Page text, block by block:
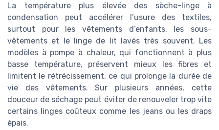
La température plus élevée des sèche-linge à
condensation peut accélérer l’usure des textiles,
surtout pour les vêtements d’enfants, les sous-
vêtements et le linge de lit lavés très souvent. Les
modèles à pompe à chaleur, qui fonctionnent à plus
basse température, préservent mieux les fibres et
limitent le rétrécissement, ce qui prolonge la durée de
vie des vêtements. Sur plusieurs années, cette
douceur de séchage peut éviter de renouveler trop vite
certains linges coûteux comme les jeans ou les draps
épais.